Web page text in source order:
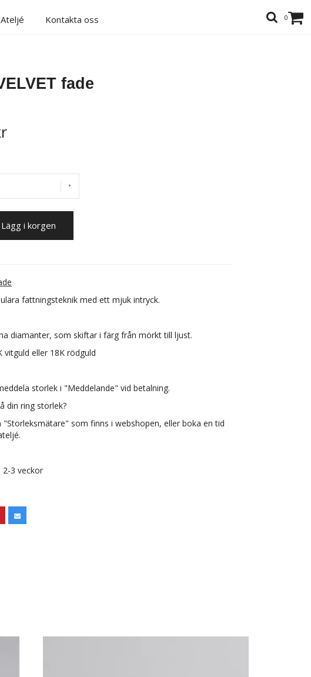
fade
Lägg i korgen
fattningsteknik med ett mjuk intryck.
diamanter, som skiftar i färg från mörkt till ljust.
vitguld eller 18K rödguld
storlek i "Meddelande" vid betalning.
din ring storlek?
"Storleksmätare" som finns i webshopen, eller boka en tid
2-3 veckor
Kontakta oss 0